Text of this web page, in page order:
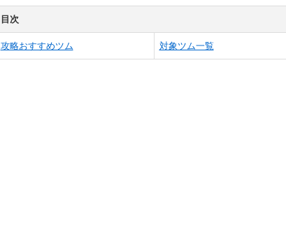
目次
攻略おすすめツム 対象ツム一覧